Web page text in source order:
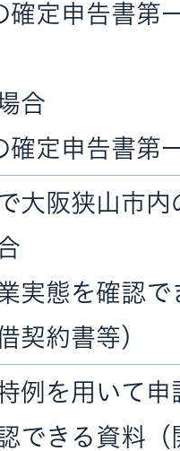
確定申告書第
合
確定申告書第
大阪狭山市
実態を確認
契約書等）
例を用いて申
できる資料